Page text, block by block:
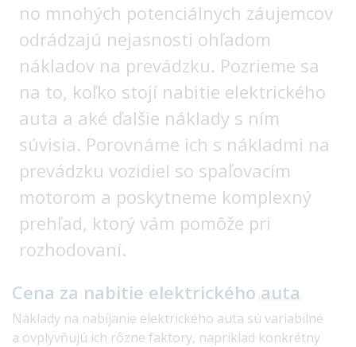
no mnohých potenciálnych záujemcov
odrádzajú nejasnosti ohľadom
nákladov na prevádzku. Pozrieme sa
na to, koľko stojí nabitie elektrického
auta a aké ďalšie náklady s ním
súvisia. Porovnáme ich s nákladmi na
prevádzku vozidiel so spaľovacím
motorom a poskytneme komplexný
prehľad, ktorý vám pomôže pri
rozhodovaní.
Cena za nabitie elektrického auta
Náklady na nabíjanie elektrického auta sú variabilné
a ovplyvňujú ich rôzne faktory, napríklad konkrétny